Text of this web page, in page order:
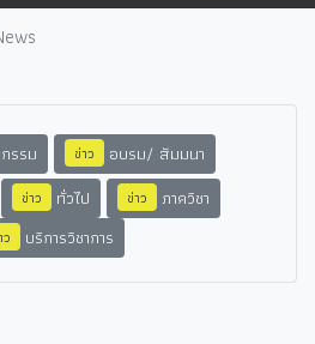
รรม ข่าว อบรม/ สัมมนา
ข่าว ทั่วไป ข่าว ภาควิชา
ว บริการวิชาการ